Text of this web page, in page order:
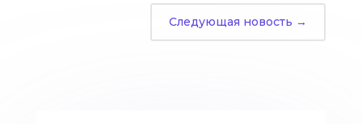
Следующая новость →